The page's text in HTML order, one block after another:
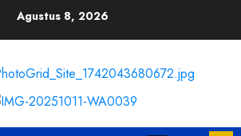
Agustus 8, 2026